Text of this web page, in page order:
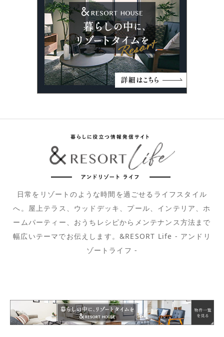
日常をリゾートのような時間を過ごせるライフスタイル
へ。屋上テラス、ウッドデッキ、プール、インテリア、ホ
ームパーティー、おうちレシピからメンテナンス方法まで
幅広いテーマでお伝えします。&RESORT Life - アンドリ
ゾートライフ -